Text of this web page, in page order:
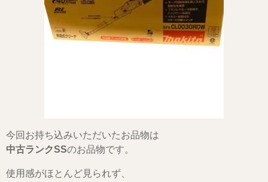
今回お持ち込みいただいたお品物は
中古ランクSSのお品物です。
使用感がほとんど見られず、